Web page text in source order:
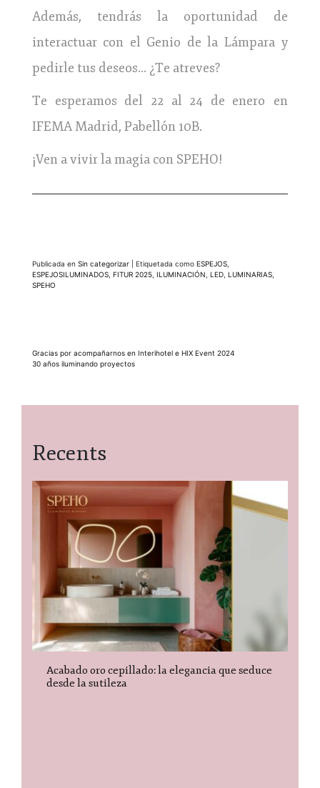
Además, tendrás la oportunidad de
interactuar con el Genio de la Lámpara y
pedirle tus deseos… ¿Te atreves?
Te esperamos del 22 al 24 de enero en
IFEMA Madrid, Pabellón 10B.
¡Ven a vivir la magia con SPEHO!
Publicada en Sin categorizar Etiquetada como ESPEJOS
ESPEJOSILUMINADOS FITUR 2025 ILUMINACIÓN LED LUMINARIAS
SPEHO
Navegación
Gracias por acompañarnos en Interihotel e HIX Event 2024
30 años iluminando proyectos
Recents
Acabado oro cepillado: la elegancia que seduce
desde la sutileza